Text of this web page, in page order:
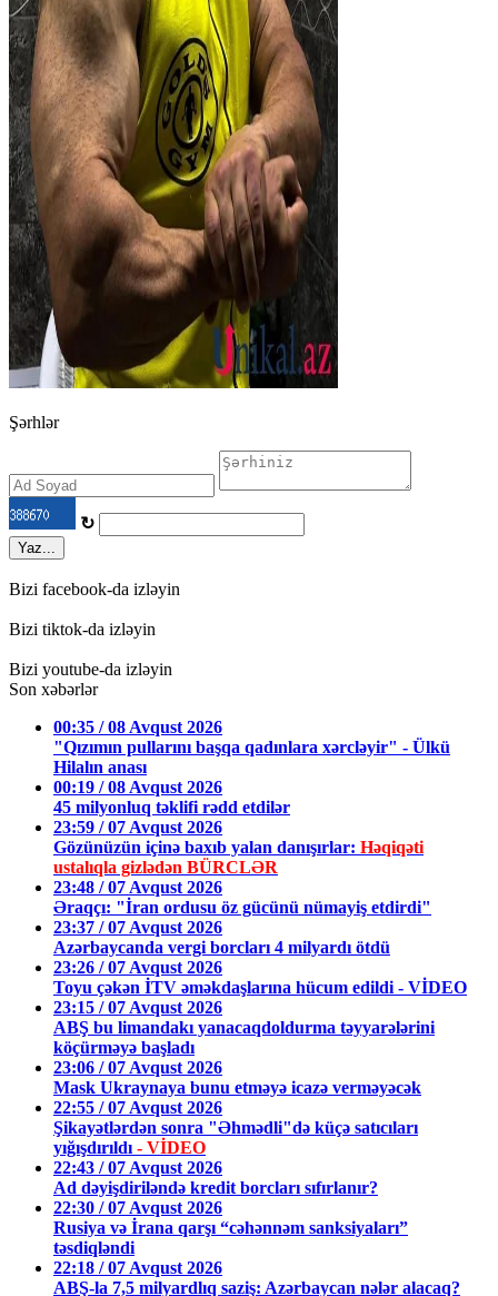
Şərhlər
↻
Yaz...
Bizi facebook-da izləyin
Bizi tiktok-da izləyin
Bizi youtube-da izləyin
Son xəbərlər
00:35 / 08 Avqust 2026
"Qızımın pullarını başqa qadınlara xərcləyir" - Ülkü
Hilalın anası
00:19 / 08 Avqust 2026
45 milyonluq təklifi rədd etdilər
23:59 / 07 Avqust 2026
Gözünüzün içinə baxıb yalan danışırlar: Həqiqəti
ustalıqla gizlədən BÜRCLƏR
23:48 / 07 Avqust 2026
Əraqçı: "İran ordusu öz gücünü nümayiş etdirdi"
23:37 / 07 Avqust 2026
Azərbaycanda vergi borcları 4 milyardı ötdü
23:26 / 07 Avqust 2026
Toyu çəkən İTV əməkdaşlarına hücum edildi - VİDEO
23:15 / 07 Avqust 2026
ABŞ bu limandakı yanacaqdoldurma təyyarələrini
köçürməyə başladı
23:06 / 07 Avqust 2026
Mask Ukraynaya bunu etməyə icazə verməyəcək
22:55 / 07 Avqust 2026
Şikayətlərdən sonra "Əhmədli"də küçə satıcıları
yığışdırıldı - VİDEO
22:43 / 07 Avqust 2026
Ad dəyişdiriləndə kredit borcları sıfırlanır?
22:30 / 07 Avqust 2026
Rusiya və İrana qarşı “cəhənnəm sanksiyaları”
təsdiqləndi
22:18 / 07 Avqust 2026
ABŞ-la 7,5 milyardlıq saziş: Azərbaycan nələr alacaq?